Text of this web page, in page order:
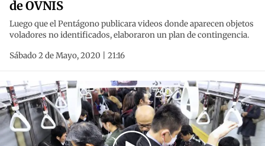
de OVNIS
Luego que el Pentágono publicara videos donde aparecen objetos
voladores no identificados, elaboraron un plan de contingencia.
Sábado 2 de Mayo, 2020 | 21:16